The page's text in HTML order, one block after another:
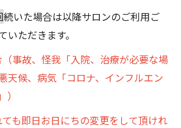
続いた場合は以降サロンのご利用ご
ただきます。
事故、怪我「入院、治療が必要な場
天候、病気「コロナ、インフルエン
も即日お日にちの変更をして頂けれ